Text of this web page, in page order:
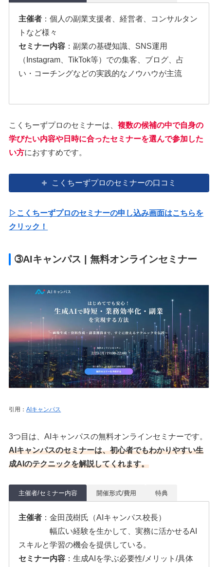
主催者 ：個人の副業支援者、経営者、コンサルタン
トなど様々
セミナー内容 ：副業の基礎知識、SNS運用
（Instagram、TikTok等）での集客、ブログ、占
い・コーチングなどの実践的なノウハウが主流
こくちーずプロのセミナーは、複数の候補の中で自身の
学びたい内容や日時に合ったセミナーを選んで参加した
い方におすすめです。
こくちーずプロのセミナーの口コミ
▷こくちーずプロのセミナーの申し込み画面はこちらを
クリック！
➂AIキャンパス | 無料オンラインセミナー
引用：AIキャンパス
3つ目は、AIキャンパスの無料オンラインセミナーです。
AIキャンパスのセミナーは、初心者でもわかりやすい生
成AIのテクニックを解説してくれます。
主催者/セミナー内容 開催形式/費用 特典
主催者 ：金田茂樹氏（AIキャンパス校長）
幅広い経験を生かして、実務に活かせるAI
スキルと学習の機会を提供している。
セミナー内容 ：生成AIを学ぶ必要性/メリット/具体